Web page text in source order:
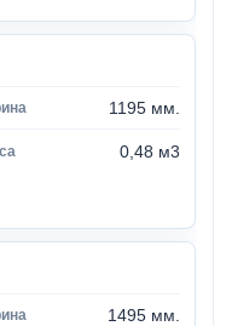
1195 мм.
0,48 м3
1495 мм.